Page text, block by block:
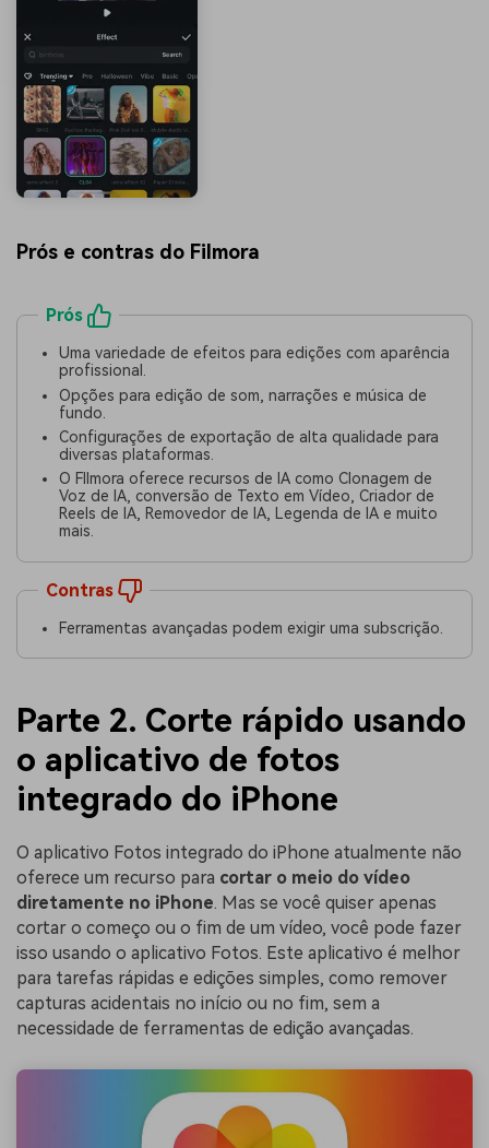
Prós e contras do Filmora
Prós
Uma variedade de efeitos para edições com aparência
profissional.
Opções para edição de som, narrações e música de
fundo.
Configurações de exportação de alta qualidade para
diversas plataformas.
O FIlmora oferece recursos de IA como Clonagem de
Voz de IA, conversão de Texto em Vídeo, Criador de
Reels de IA, Removedor de IA, Legenda de IA e muito
mais.
Contras
Ferramentas avançadas podem exigir uma subscrição.
Parte 2. Corte rápido usando
o aplicativo de fotos
integrado do iPhone
O aplicativo Fotos integrado do iPhone atualmente não
oferece um recurso para cortar o meio do vídeo
diretamente no iPhone. Mas se você quiser apenas
cortar o começo ou o fim de um vídeo, você pode fazer
isso usando o aplicativo Fotos. Este aplicativo é melhor
para tarefas rápidas e edições simples, como remover
capturas acidentais no início ou no fim, sem a
necessidade de ferramentas de edição avançadas.